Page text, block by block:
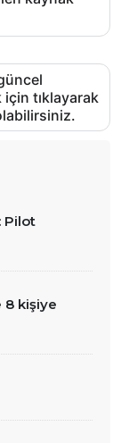
tıklayarak
Pilot
8 kişiye